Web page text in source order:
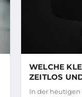
WELCHE
ZEITLOS
In der heutigen